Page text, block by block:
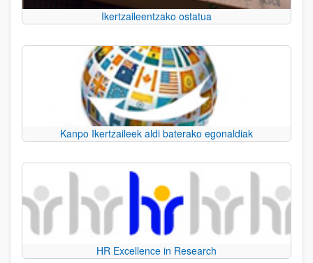
Ikertzaileentzako ostatua
Kanpo Ikertzaileek aldi baterako egonaldiak
HR Excellence in Research